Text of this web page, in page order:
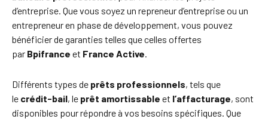
d’entreprise. Que vous soyez un repreneur d’entreprise ou un
entrepreneur en phase de développement, vous pouvez
bénéficier de garanties telles que celles offertes
par Bpifrance et France Active.
Différents types de prêts professionnels, tels que
le crédit-bail, le prêt amortissable et l’affacturage, sont
disponibles pour répondre à vos besoins spécifiques. Que